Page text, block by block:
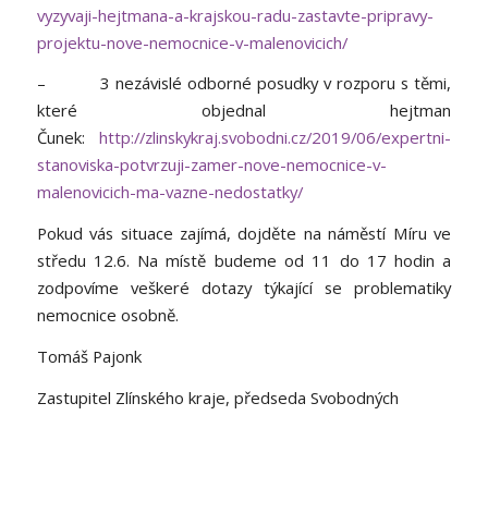
vyzyvaji-hejtmana-a-krajskou-radu-zastavte-pripravy-
projektu-nove-nemocnice-v-malenovicich/
– 3 nezávislé odborné posudky v rozporu s těmi,
které objednal hejtman
Čunek:http://zlinskykraj.svobodni.cz/2019/06/expertni-
stanoviska-potvrzuji-zamer-nove-nemocnice-v-
malenovicich-ma-vazne-nedostatky/
Pokud vás situace zajímá, dojděte na náměstí Míru ve
středu 12.6. Na místě budeme od 11 do 17 hodin a
zodpovíme veškeré dotazy týkající se problematiky
nemocnice osobně.
Tomáš Pajonk
Zastupitel Zlínského kraje, předseda Svobodných